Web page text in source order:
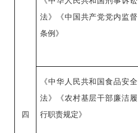
四
法》
《中国共产党党内监督
条例》
《中华人民共和国食品安全
法》
《农村基层干部廉洁履
行职责规定》